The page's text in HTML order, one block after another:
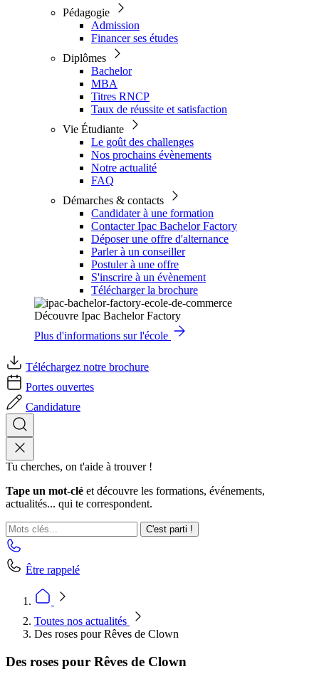
Pédagogie
Admission
Financer ses études
Diplômes
Bachelor
MBA
Titres RNCP
Taux de réussite et satisfaction
Vie Étudiante
Le goût des challenges
Nos prochains évènements
Notre actualité
FAQ
Démarches & contacts
Candidater à une formation
Contacter Ipac Bachelor Factory
Déposer une offre d'alternance
Parler à un conseiller
Postuler à une offre
S'inscrire à un évènement
Télécharger la brochure
Découvre Ipac Bachelor Factory
Plus d'informations sur l'école
Téléchargez notre brochure
Portes ouvertes
Candidature
Tu cherches, on t'aide à trouver !
Tape un mot-clé et découvre les formations, événements,
actualités... qui te correspondent.
C'est parti !
Être rappelé
Toutes nos actualités
Des roses pour Rêves de Clown
Des roses pour Rêves de Clown